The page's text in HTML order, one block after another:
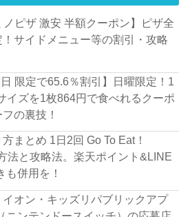
ノピザ 激安 半額クーポン】ピザ全
サイドメニュー等の割引・攻略
日 限定で65.6％割引】日曜限定！1
イズを1枚864円で食べれるクーポ
の裏技！
まとめ 1日2回 Go To Eat！
法と攻略法。楽天ポイント&LINE
も併用を！
イオン・キッズリパブリックアプ